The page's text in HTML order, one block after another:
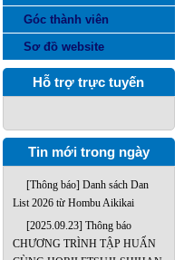
Góc thành viên
Sơ đồ website
Hỗ trợ trực tuyến
Tin mới trong ngày
[Thông báo] Danh sách Dan
List 2026 từ Hombu Aikikai
[2025.09.23] Thông báo
CHƯƠNG TRÌNH TẬP HUẤN